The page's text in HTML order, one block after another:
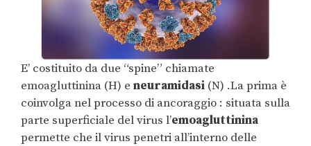
E’ costituito da due “spine” chiamate
emoagluttinina (H) e neuramidasi (N) .La prima è
coinvolga nel processo di ancoraggio : situata sulla
parte superficiale del virus l’emoagluttinina
permette che il virus penetri all’interno delle